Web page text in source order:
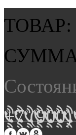
ТОВАР:
+7